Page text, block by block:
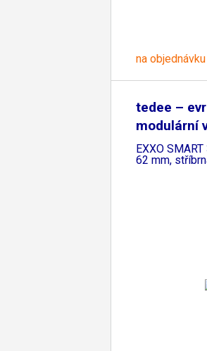
na objednávku
tedee –
modulární
GERDA
EXXO
62 mm,